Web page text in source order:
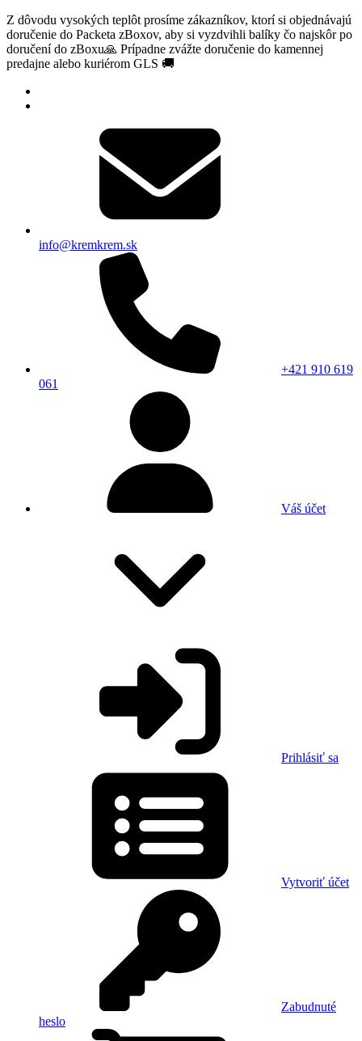
Z dôvodu vysokých teplôt prosíme zákazníkov, ktorí si objednávajú
doručenie do Packeta zBoxov, aby si vyzdvihli balíky čo najskôr po
doručení do zBoxu🙏 Prípadne zvážte doručenie do kamennej
predajne alebo kuriérom GLS 🚚
info@kremkrem.sk
+421 910 619
061
Váš účet
Prihlásiť sa
Vytvoriť účet
Zabudnuté
heslo